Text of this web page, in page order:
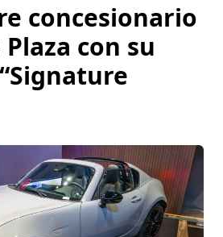
concesionario
con su